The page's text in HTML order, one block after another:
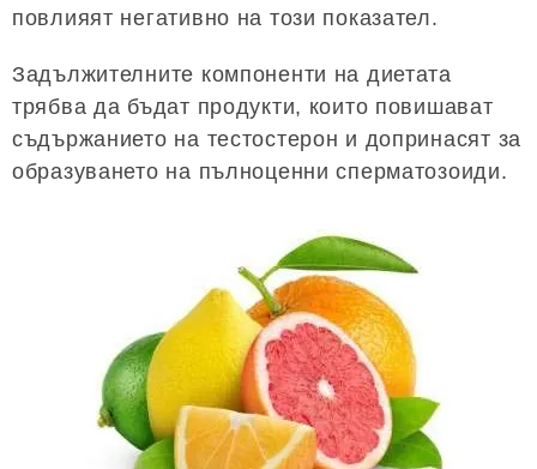
повлияят негативно на този показател.
Задължителните компоненти на диетата
трябва да бъдат продукти, които повишават
съдържанието на тестостерон и допринасят за
образуването на пълноценни сперматозоиди.